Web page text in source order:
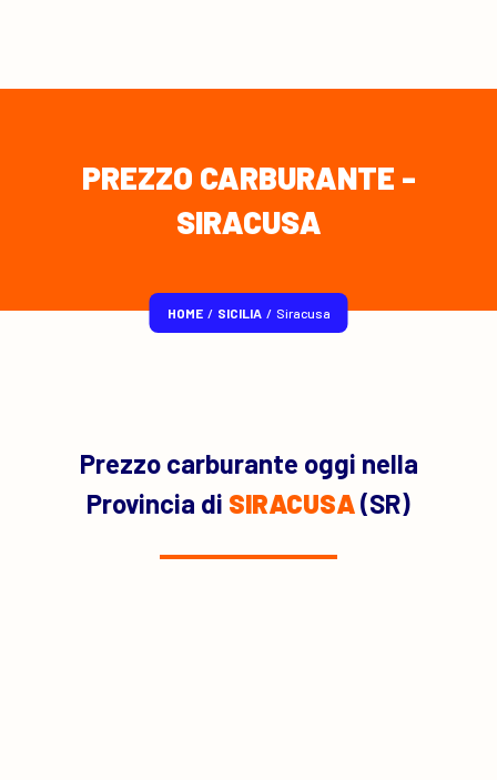
PREZZO CARBURANTE -
SIRACUSA
HOME / SICILIA / Siracusa
Prezzo carburante oggi nella
Provincia di SIRACUSA(SR)